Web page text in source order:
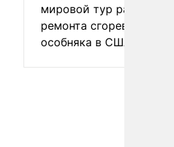
мировой тур ради
ремонта сгоревшего
особняка в США